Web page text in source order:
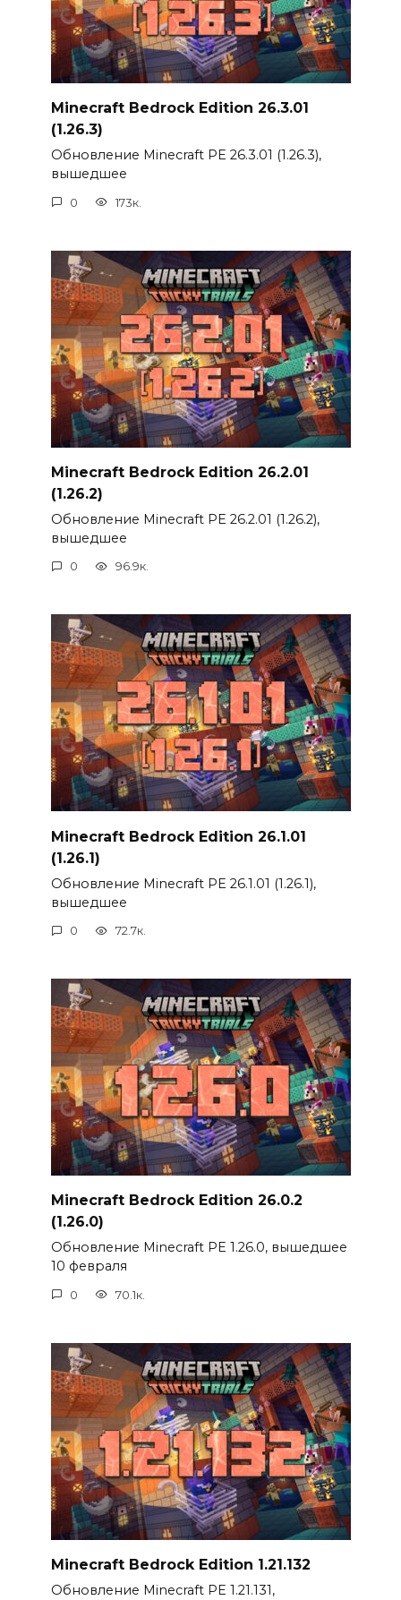
Minecraft Bedrock Edition 26.3.01
(1.26.3)
Обновление Minecraft PE 26.3.01 (1.26.3),
вышедшее
0 173к.
Minecraft Bedrock Edition 26.2.01
(1.26.2)
Обновление Minecraft PE 26.2.01 (1.26.2),
вышедшее
0 96.9к.
Minecraft Bedrock Edition 26.1.01
(1.26.1)
Обновление Minecraft PE 26.1.01 (1.26.1),
вышедшее
0 72.7к.
Minecraft Bedrock Edition 26.0.2
(1.26.0)
Обновление Minecraft PE 1.26.0, вышедшее
10 февраля
0 70.1к.
Minecraft Bedrock Edition 1.21.132
Обновление Minecraft PE 1.21.131,